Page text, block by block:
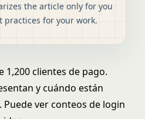
the article only for you
practices for your work.
1,200 clientes de pago.
y cuándo están
ver conteos de login